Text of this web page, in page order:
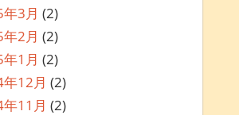
3月 (2)
2月 (2)
1月 (2)
12月 (2)
11月 (2)